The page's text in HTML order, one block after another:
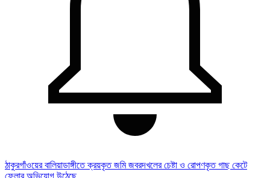
ঠাকুরগাঁওয়ের বালিয়াডাঙ্গীতে ক্রয়কৃত জমি জবরদখলের চেষ্টা ও রোপণকৃত গাছ কেটে
ফেলার অভিযোগ উঠেছে